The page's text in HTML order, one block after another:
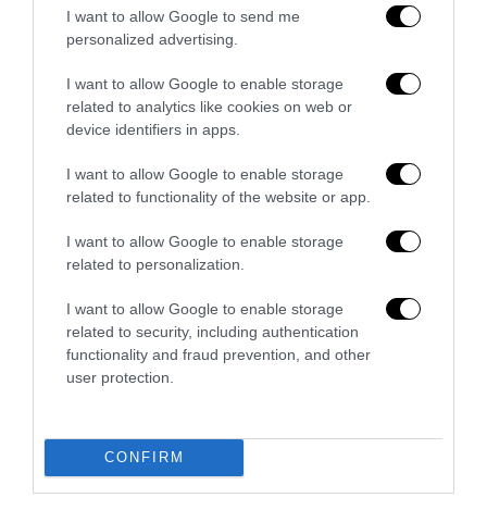
I want to allow Google to send me
personalized advertising.
I want to allow Google to enable storage
related to analytics like cookies on web or
device identifiers in apps.
I want to allow Google to enable storage
related to functionality of the website or app.
I want to allow Google to enable storage
related to personalization.
I want to allow Google to enable storage
related to security, including authentication
functionality and fraud prevention, and other
user protection.
CONFIRM
Il grande inganno dell’immigrazione: l’Italia ha bisogno
di più idee, non di più braccia